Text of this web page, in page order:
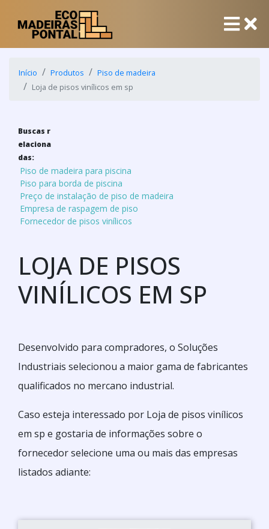
Início Produtos
Piso de madeira
Loja de pisos vinílicos em sp
Buscas r
elaciona
das:
Piso de madeira para piscina
Piso para borda de piscina
Preço de instalação de piso de madeira
Empresa de raspagem de piso
Fornecedor de pisos vinílicos
LOJA DE PISOS
VINÍLICOS EM SP
Desenvolvido para compradores, o Soluções
Industriais selecionou a maior gama de fabricantes
qualificados no mercano industrial.
Caso esteja interessado por Loja de pisos vinílicos
em sp e gostaria de informações sobre o
fornecedor selecione uma ou mais das empresas
listados adiante: